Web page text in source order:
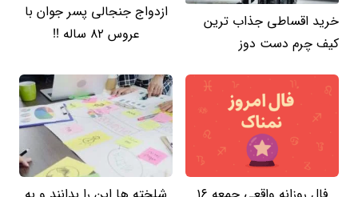
خرید اقساطی جذاب ترین
کیف چرم دست دوز
ازدواج جنجالی پسر جوان با
عروس 82 ساله !!